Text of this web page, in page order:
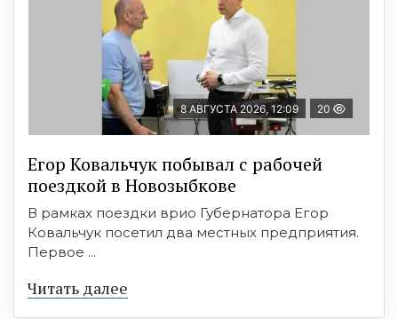
8 АВГУСТА 2026, 12:09 20
Егор Ковальчук побывал с рабочей
поездкой в Новозыбкове
В рамках поездки врио Губернатора Егор
Ковальчук посетил два местных предприятия.
Первое ...
Читать далее